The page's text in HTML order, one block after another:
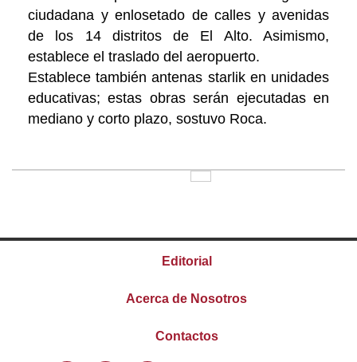
ciudadana y enlosetado de calles y avenidas
de los 14 distritos de El Alto. Asimismo,
establece el traslado del aeropuerto.
Establece también antenas starlik en unidades
educativas; estas obras serán ejecutadas en
mediano y corto plazo, sostuvo Roca.
Editorial
Acerca de Nosotros
Contactos